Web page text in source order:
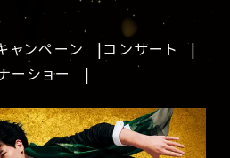
ャンペーン
コンサート
ーショー